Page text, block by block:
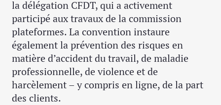
la délégation CFDT, qui a activement
participé aux travaux de la commission
plateformes. La convention instaure
également la prévention des risques en
matière d’accident du travail, de maladie
professionnelle, de violence et de
harcèlement – y compris en ligne, de la part
des clients.